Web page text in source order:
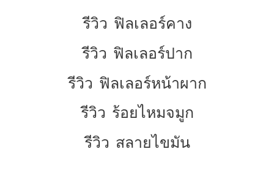
รีวิว ฟิลเลอร์คาง
รีวิว ฟิลเลอร์ปาก
รีวิว ฟิลเลอร์หน้าผาก
รีวิว ร้อยไหมจมูก
รีวิว สลายไขมัน